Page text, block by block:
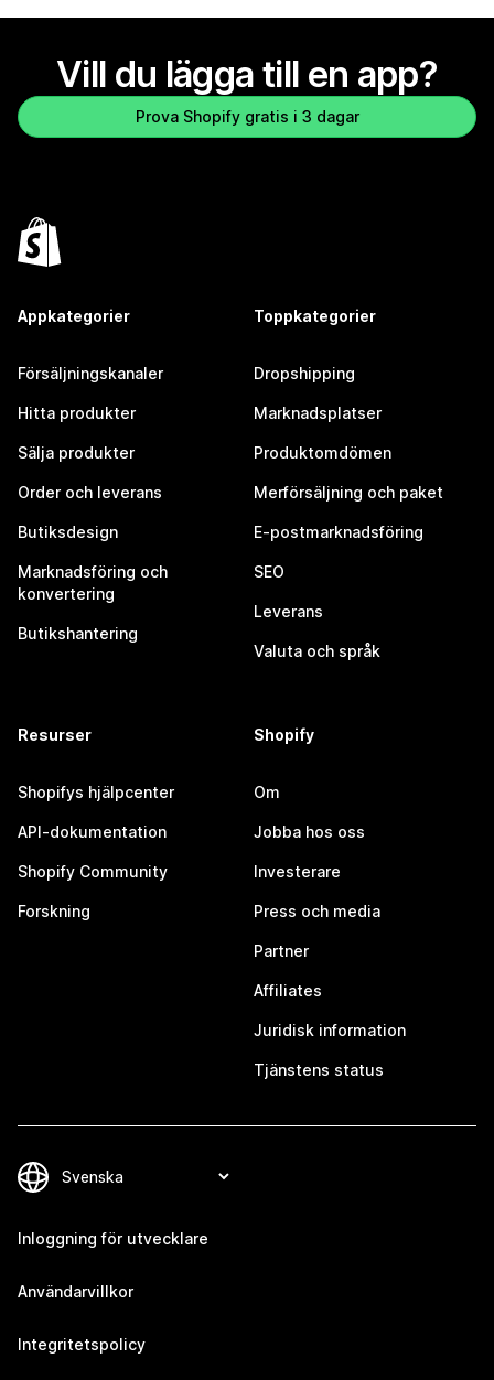
Vill du lägga till en app?
Prova Shopify gratis i 3 dagar
Appkategorier
Försäljningskanaler
Hitta produkter
Sälja produkter
Order och leverans
Butiksdesign
Marknadsföring och
konvertering
Butikshantering
Toppkategorier
Dropshipping
Marknadsplatser
Produktomdömen
Merförsäljning och paket
E-postmarknadsföring
SEO
Leverans
Valuta och språk
Resurser
Shopifys hjälpcenter
API-dokumentation
Shopify Community
Forskning
Shopify
Om
Jobba hos oss
Investerare
Press och media
Partner
Affiliates
Juridisk information
Tjänstens status
Inloggning för utvecklare
Användarvillkor
Integritetspolicy